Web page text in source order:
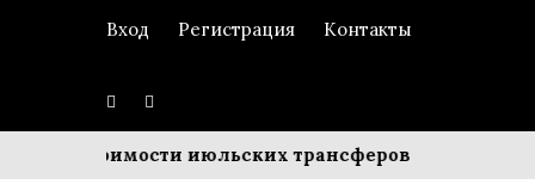
Вход Регистрация Контакты
стоимости июльских трансферов Пополнение в